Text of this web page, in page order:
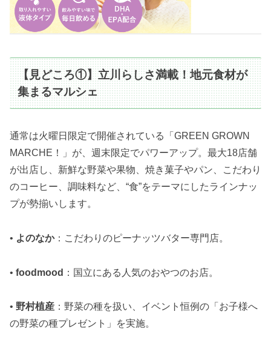
【見どころ①】立川らしさ満載！地元食材が
集まるマルシェ
通常は火曜日限定で開催されている「GREEN GROWN
MARCHE！」が、週末限定でパワーアップ。最大18店舗
が出店し、新鮮な野菜や果物、焼き菓子やパン、こだわり
のコーヒー、調味料など、“食”をテーマにしたラインナッ
プが勢揃いします。
• よのなか：こだわりのピーナッツバター専門店。
• foodmood ：国立にある人気のおやつのお店。
• 野村植産 ：野菜の種を扱い、イベント恒例の「お子様へ
の野菜の種プレゼント」を実施。